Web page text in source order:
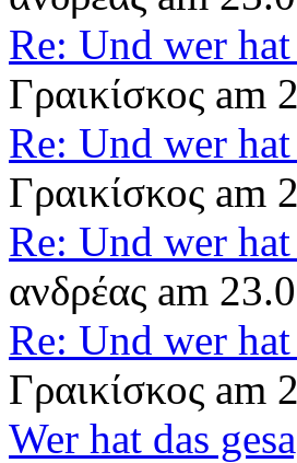
Re: Und wer hat
Γραικίσκος
Re: Und wer hat
Γραικίσκος
Re: Und wer hat
ανδρέας am
Re: Und wer hat
Γραικίσκος
Wer hat das